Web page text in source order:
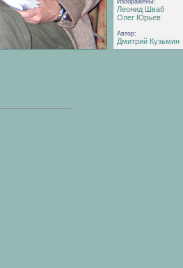
Изображены:
Леонид Шваб
Олег Юрьев
Автор:
Дмитрий Кузьмин